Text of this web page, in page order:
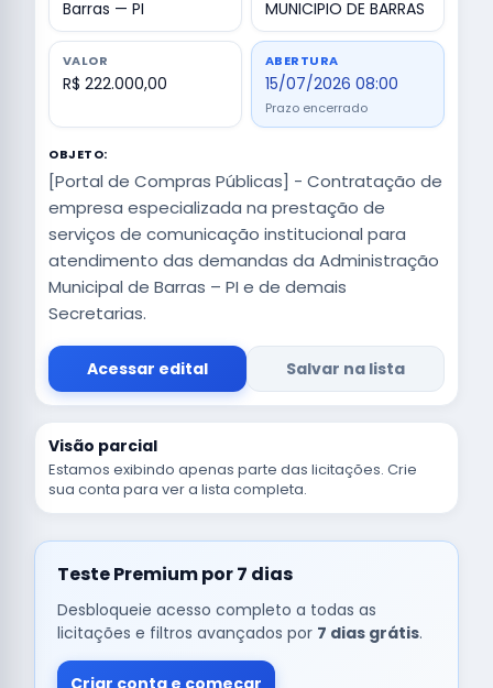
Barras — PI MUNICIPIO DE BARRAS
VALOR
R$ 222.000,00
ABERTURA
15/07/2026 08:00
Prazo encerrado
OBJETO:
[Portal de Compras Públicas] - Contratação de
empresa especializada na prestação de
serviços de comunicação institucional para
atendimento das demandas da Administração
Municipal de Barras – PI e de demais
Secretarias.
Acessar edital Salvar na lista
Visão parcial
Estamos exibindo apenas parte das licitações. Crie
sua conta para ver a lista completa.
Teste Premium por 7 dias
Desbloqueie acesso completo a todas as
licitações e filtros avançados por 7 dias grátis.
Criar conta e começar